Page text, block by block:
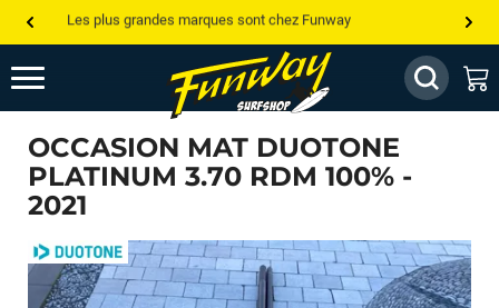
Les plus grandes marques sont chez Funway
Jusqu’à -75% de remise sur le windsurf, wingfoil, etc...
💰 Meilleur prix garanti — Moins cher ailleurs ? On s’aligne !
Besoin de conseils de pro ? Appelle nous !
OCCASION MAT DUOTONE
PLATINUM 3.70 RDM 100% -
2021